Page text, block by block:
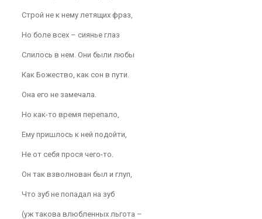
Строй не к нему летящих фраз,
Но боле всех – сиянье глаз
Слилось в нем. Они были любы
Как Божество, как сон в пути.
Она его не замечала.
Но как-то время перепало,
Ему пришлось к ней подойти,
Не от себя прося чего-то.
Он так взволнован был и глуп,
Что зуб не попадал на зуб
(уж такова влюбленных льгота –